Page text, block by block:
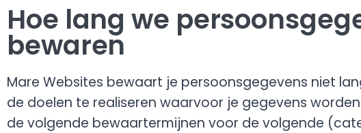
Hoe lang we
bewaren
Mare Websites bewaart je persoonsgegevens niet
de doelen te realiseren waarvoor je gegevens
de volgende bewaartermijnen voor de volgende